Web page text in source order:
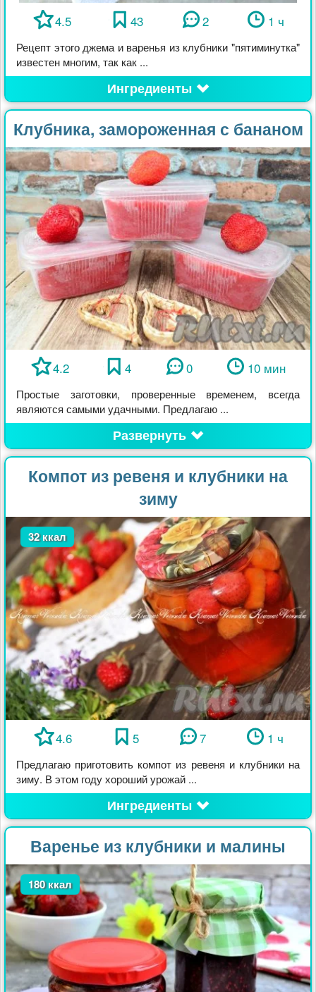
4.5 43 2 1 ч
Рецепт этого джема и варенья из клубники "пятиминутка"
известен многим, так как ...
Ингредиенты
Клубника, замороженная с бананом
4.2 4 0 10 мин
Простые заготовки, проверенные временем, всегда
являются самыми удачными. Предлагаю ...
Развернуть
Компот из ревеня и клубники на
зиму
32 ккал
4.6 5 7 1 ч
Предлагаю приготовить компот из ревеня и клубники на
зиму. В этом году хороший урожай ...
Ингредиенты
Варенье из клубники и малины
180 ккал